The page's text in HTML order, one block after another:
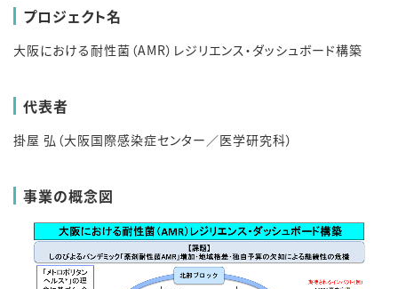
プロジェクト名
大阪における耐性菌（AMR）レジリエンス・ダッシュボード構築
代表者
掛屋 弘（大阪国際感染症センター／医学研究科）
事業の概念図